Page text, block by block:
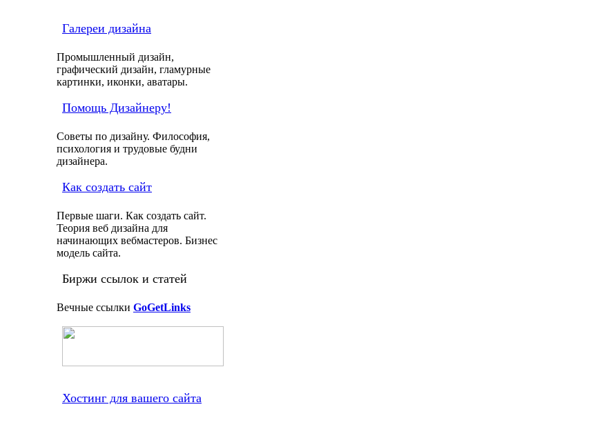
Галереи дизайна
Промышленный дизайн,
графический дизайн, гламурные
картинки, иконки, аватары.
Помощь Дизайнеру!
Советы по дизайну. Философия,
психология и трудовые будни
дизайнера.
Как создать сайт
Первые шаги. Как создать сайт.
Теория веб дизайна для
начинающих вебмастеров. Бизнес
модель сайта.
Биржи ссылок и статей
Вечные ссылки GoGetLinks
Хостинг для вашего сайта